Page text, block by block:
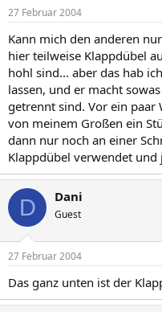
27 Februar 2004
Kann mich den anderen
hier teilweise Klappdübel
hohl sind... aber das hab
lassen, und er macht
getrennt sind. Vor ein paar
von meinem Großen ein
dann nur noch an einer
Klappdübel verwendet und
D Dani
Guest
27 Februar 2004
Das ganz unten ist der